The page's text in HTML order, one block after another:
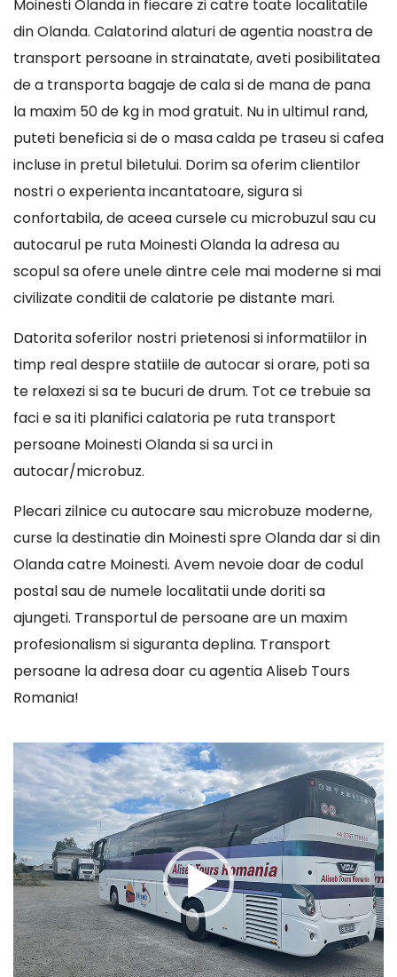
Moinesti Olanda in fiecare zi catre toate localitatile
din Olanda. Calatorind alaturi de agentia noastra de
transport persoane in strainatate, aveti posibilitatea
de a transporta bagaje de cala si de mana de pana
la maxim 50 de kg in mod gratuit. Nu in ultimul rand,
puteti beneficia si de o masa calda pe traseu si cafea
incluse in pretul biletului. Dorim sa oferim clientilor
nostri o experienta incantatoare, sigura si
confortabila, de aceea cursele cu microbuzul sau cu
autocarul pe ruta Moinesti Olanda la adresa au
scopul sa ofere unele dintre cele mai moderne si mai
civilizate conditii de calatorie pe distante mari.
Datorita soferilor nostri prietenosi si informatiilor in
timp real despre statiile de autocar si orare, poti sa
te relaxezi si sa te bucuri de drum. Tot ce trebuie sa
faci e sa iti planifici calatoria pe ruta transport
persoane Moinesti Olanda si sa urci in
autocar/microbuz.
Plecari zilnice cu autocare sau microbuze moderne,
curse la destinatie din Moinesti spre Olanda dar si din
Olanda catre Moinesti. Avem nevoie doar de codul
postal sau de numele localitatii unde doriti sa
ajungeti. Transportul de persoane are un maxim
profesionalism si siguranta deplina. Transport
persoane la adresa doar cu agentia Aliseb Tours
Romania!
Player
video